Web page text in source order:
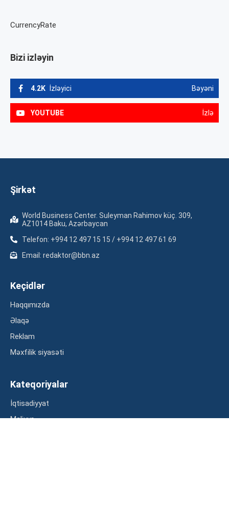
CurrencyRate
Bizi izləyin
4.2K İzləyici Bəyəni
YOUTUBE İzlə
Şirkət
World Business Center. Suleyman Rahimov küç. 309,
AZ1014 Baku, Azərbaycan
Telefon: +994 12 497 15 15 / +994 12 497 61 69
Email: redaktor@bbn.az
Keçidlər
Haqqımızda
Əlaqə
Reklam
Məxfilik siyasəti
Kateqoriyalar
İqtisadiyyat
Maliyyə